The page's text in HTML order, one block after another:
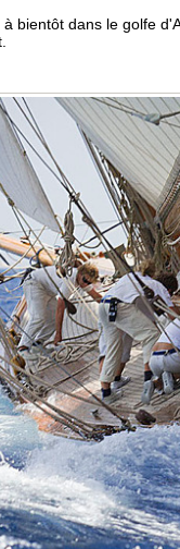
bientôt dans le golfe